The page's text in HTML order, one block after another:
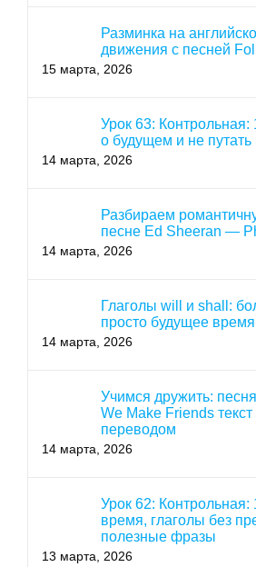
Разминка на
движения с песней
15 марта, 2026
Урок 63: Контрольная:
о будущем и не путать
14 марта, 2026
Разбираем
песне Ed Sheeran —
14 марта, 2026
Глаголы will и shall:
просто будущее время
14 марта, 2026
Учимся дружить:
We Make Friends
переводом
14 марта, 2026
Урок 62:
время, глаголы без
полезные фразы
13 марта, 2026